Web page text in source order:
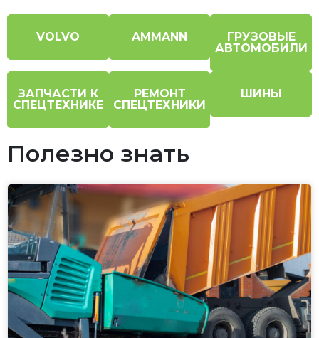
VOLVO AMMANN
ГРУЗОВЫЕ
АВТОМОБИЛИ
ЗАПЧАСТИ К
СПЕЦТЕХНИКЕ
РЕМОНТ
СПЕЦТЕХНИКИ
ШИНЫ
Полезно знать